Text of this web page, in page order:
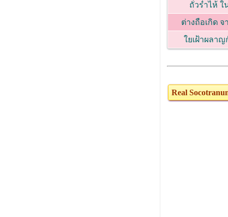
ถั่วร่ำไห้ ใ
ต่างถือเกิด จ
ใยเฝ้าผลา
Real